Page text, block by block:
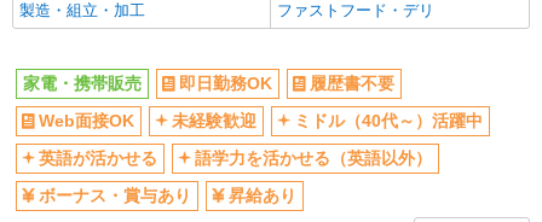
製造・組立・加工
ファストフード・デリ
家電・携帯販売 即日勤務OK
履歴書不要
Web面接OK
未経験歓迎
ミドル（40代～）活躍中
英語が活かせる
語学力を活かせる（英語以外）
ボーナス・賞与あり
昇給あり